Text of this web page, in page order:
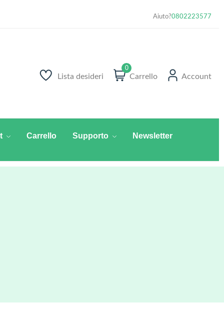
Aiuto?0802223577
Lista desideri
0
Carrello Account
Carrello Supporto Newsletter